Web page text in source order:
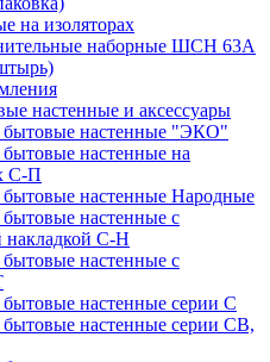
на изоляторах
наборные ШСН 63A
настенные и аксессуары
бытовые настенные "ЭКО"
настенные на
С-П
настенные Народные
настенные с
накладкой С-Н
настенные с
настенные серии С
настенные серии СВ,